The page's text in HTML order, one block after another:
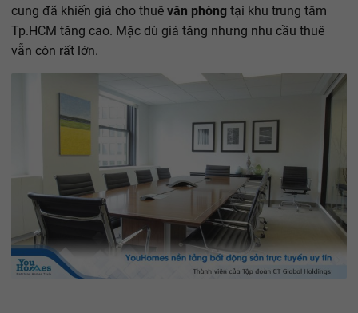
cung đã khiến giá cho thuê văn phòng tại khu trung tâm
Tp.HCM tăng cao. Mặc dù giá tăng nhưng nhu cầu thuê
vẫn còn rất lớn.